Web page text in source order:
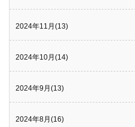
2024年11月(13)
2024年10月(14)
2024年9月(13)
2024年8月(16)